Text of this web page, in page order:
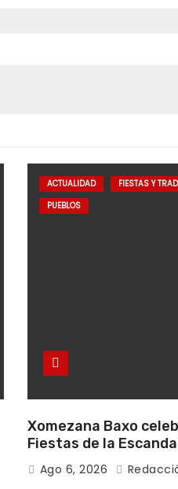
ACTUALIDAD
FIESTAS Y
PUEBLOS
Xomezana Baxo
Fiestas de la
y 23 de agosto
Ago 6, 2026